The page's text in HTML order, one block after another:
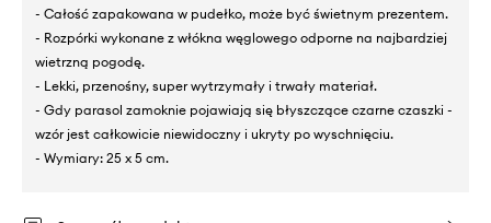
- Całość zapakowana w pudełko, może być świetnym prezentem.
- Rozpórki wykonane z włókna węglowego odporne na najbardziej
wietrzną pogodę.
- Lekki, przenośny, super wytrzymały i trwały materiał.
- Gdy parasol zamoknie pojawiają się błyszczące czarne czaszki -
wzór jest całkowicie niewidoczny i ukryty po wyschnięciu.
- Wymiary: 25 x 5 cm.